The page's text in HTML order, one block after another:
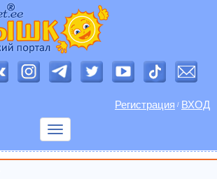
Регистрация / ВХОД
Показать